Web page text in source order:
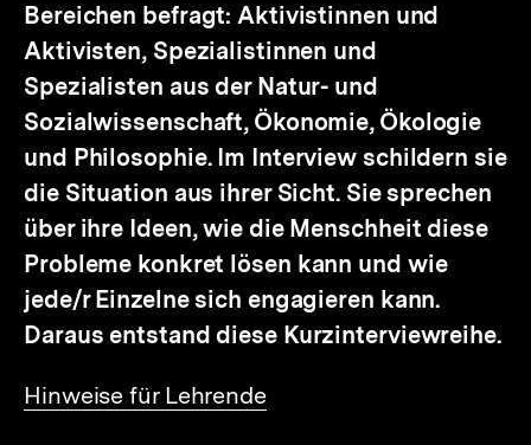
Bereichen befragt: Aktivistinnen und
Aktivisten, Spezialistinnen und
Spezialisten aus der Natur- und
Sozialwissenschaft, Ökonomie, Ökologie
und Philosophie. Im Interview schildern sie
die Situation aus ihrer Sicht. Sie sprechen
über ihre Ideen, wie die Menschheit diese
Probleme konkret lösen kann und wie
jede/r Einzelne sich engagieren kann.
Daraus entstand diese Kurzinterviewreihe.
Interner
Hinweise für Lehrende